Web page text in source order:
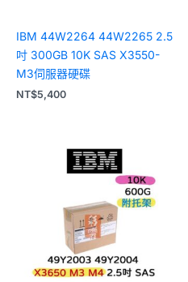
IBM 44W2264 44W2265 2.5
吋 300GB 10K SAS X3550-
M3伺服器硬碟
NT$5,400